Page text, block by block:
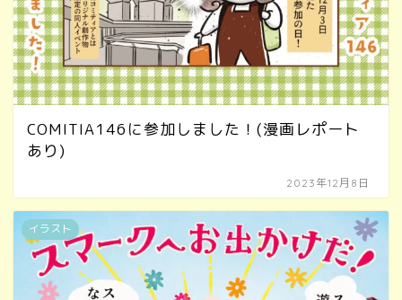
COMITIA146に参加しました！(漫画レポート
あり)
2023年12月8日
イラスト